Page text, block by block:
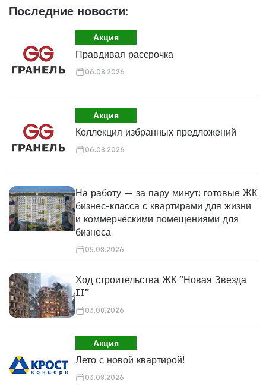
Последние новости:
Акция
Правдивая рассрочка
06.08.2026
Акция
Коллекция избранных предложений
06.08.2026
На работу — за пару минут: готовые ЖК
бизнес-класса с квартирами для жизни
и коммерческими помещениями для
бизнеса
05.08.2026
Ход строительства ЖК "Новая Звезда
II"
03.08.2026
Акция
Лето с новой квартирой!
03.08.2026